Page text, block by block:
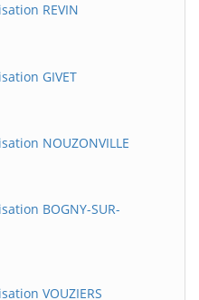
REVIN
GIVET
NOUZONVILLE
BOGNY-SUR-
VOUZIERS